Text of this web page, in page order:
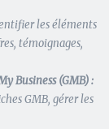
les éléments
témoignages,
Business (GMB) :
GMB, gérer les